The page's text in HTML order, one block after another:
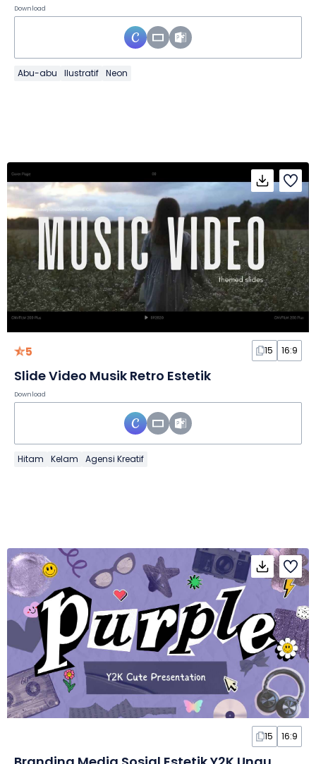
Download
Abu-abu Ilustratif Neon
5 15 16:9
Slide Video Musik Retro Estetik
Download
Hitam Kelam Agensi Kreatif
15 16:9